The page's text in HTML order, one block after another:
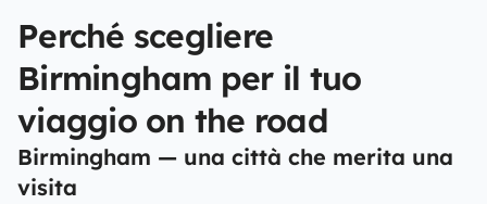
Perché scegliere
Birmingham per il tuo
viaggio on the road
Birmingham — una città che merita una
visita